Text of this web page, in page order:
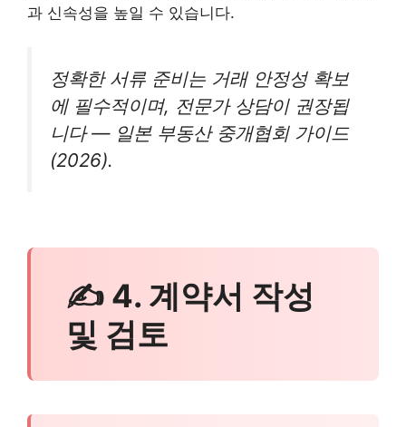
과 신속성을 높일 수 있습니다.
정확한 서류 준비는 거래 안정성 확보
에 필수적이며, 전문가 상담이 권장됩
니다 — 일본 부동산 중개협회 가이드
(2026).
✍ 4. 계약서 작성
및 검토